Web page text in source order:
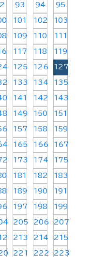
93 94 95
101 102 103
109 110 111
117 118 119
125 126 127
133 134 135
141 142 143
149 150 151
157 158 159
165 166 167
173 174 175
181 182 183
189 190 191
197 198 199
205 206 207
213 214 215
221 222 223